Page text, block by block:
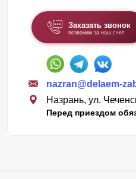
Заказать звонок
позвоним за наш счет
nazran@delaem-
Назрань, ул.
Перед приездом